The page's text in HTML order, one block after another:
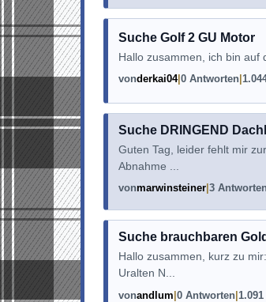
Suche Golf 2 GU Motor
Hallo zusammen, ich bin auf
vonderkai04 0 Antworten
Suche DRINGEND
Guten Tag, leider fehlt mir
Abnahme ...
vonmarwinsteiner 3 Antworten
Suche brauchbaren
Hallo zusammen, kurz zu
Uralten N...
vonandlum 0 Antworten